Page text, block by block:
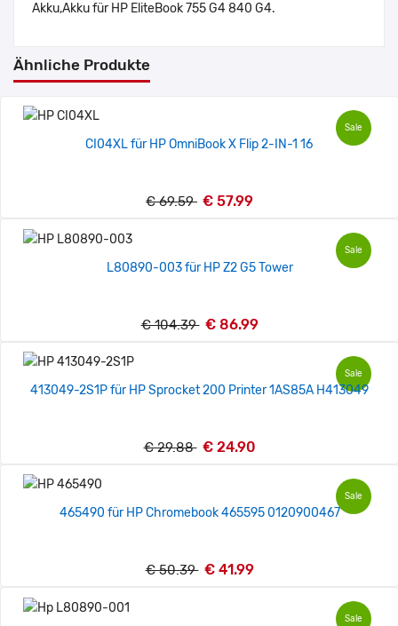
Akku,Akku für HP EliteBook 755 G4 840 G4.
Ähnliche Produkte
Sale
CI04XL für HP OmniBook X Flip 2-IN-1 16
€ 69.59 € 57.99
Sale
L80890-003 für HP Z2 G5 Tower
€ 104.39 € 86.99
Sale
413049-2S1P für HP Sprocket 200 Printer 1AS85A H413049
€ 29.88 € 24.90
Sale
465490 für HP Chromebook 465595 0120900467
€ 50.39 € 41.99
Sale